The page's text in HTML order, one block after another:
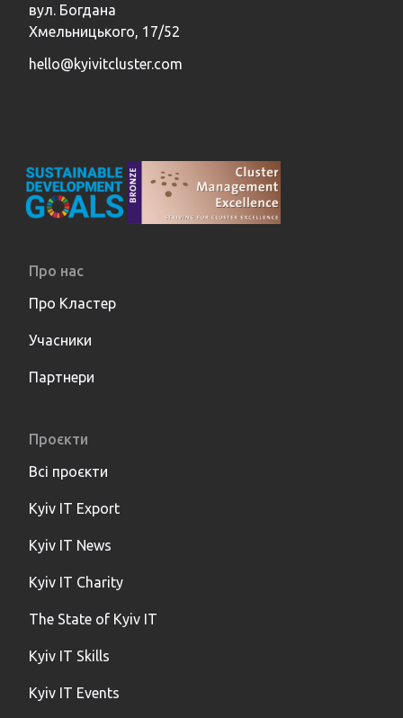
вул. Богдана
Хмельницького, 17/52
hello@kyivitcluster.com
Про нас
Про Кластер
Учасники
Партнери
Проєкти
Всі проєкти
Kyiv IT Export
Kyiv IT News
Kyiv IT Charity
The State of Kyiv IT
Kyiv IT Skills
Kyiv IT Events